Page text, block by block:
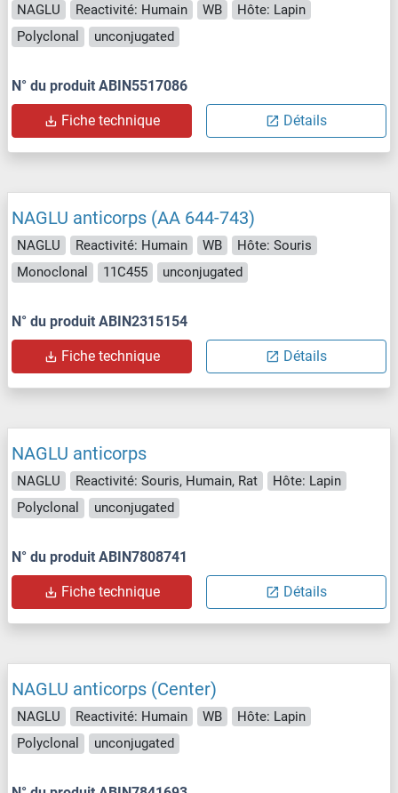
NAGLU Reactivité: Humain WB
Hôte: Lapin
Polyclonal
unconjugated
N° du produit ABIN5517086
Fiche technique Détails
NAGLU anticorps (AA 644-743)
NAGLU Reactivité: Humain WB
Hôte: Souris
Monoclonal
11C455 unconjugated
N° du produit ABIN2315154
Fiche technique Détails
NAGLU anticorps
NAGLU Reactivité: Souris, Humain, Rat
Hôte: Lapin
Polyclonal
unconjugated
N° du produit ABIN7808741
Fiche technique Détails
NAGLU anticorps (Center)
NAGLU Reactivité: Humain WB
Hôte: Lapin
Polyclonal
unconjugated